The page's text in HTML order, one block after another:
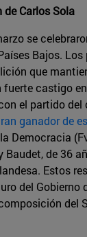
de Carlos Sola
se
Bajos.
que
castigo
el partido del
ganador de
Democracia
Baudet, de 36
Estos
del Gobierno
del